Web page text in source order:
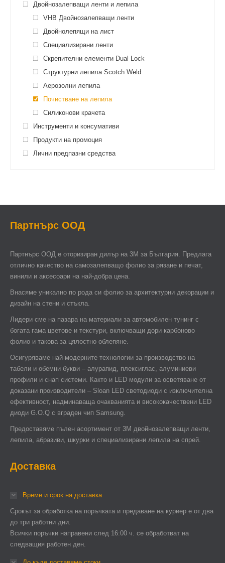
Двойнозалепващи ленти и лепила
VHB Двойнозалепващи ленти
Двойнолепящи на лист
Специализирани ленти
Скрепителни елементи Dual Lock
Структурни лепила Scotch Weld
Аерозолни лепила
Почистване на лепила
Силиконови крачета
Инструменти и консумативи
Продукти на промоция
Лични предпазни средства
Партнърс ООД
Партнърс ООД e оторизиран дилър на 3М за България. Предлага
отлично качество на самозалепващо фолио за рязане и печат,
винили и аксесоари на най-добра цена.
Внасяме уникално по рода си фолио за архитектурни декорации и
дизайн на стени и стъкла.
Лидери сме на пазара на материали за автомобилен тунинг с
богата гама цветове и текстури, включващи дори карбоново
фолио и такова за цялостно облепяне.
Осигуряваме най-модерните технологии за производство на
табели и обемни букви – алурапид, плексиглас, алуминиеви
профили и снап системи. Както и LED модули за осветяване от
доказани производители – Sloan LED светодиоди с изключителна
ефективност, надминаваща очакванията и висококачествени LED
диоди G.O.Q с вграден чип Samsung.
Предоставяме пълен асортимент от 3М двойнозалепващи ленти,
лепила, абразиви, шкурки и специализирани лепила на спрей.
Доставка
Време и срок на доставка
Срокът за обработка на поръчката и предаване на куриер е от два
до три работни дни.
Всички поръчки направени след 16:00 ч. се обработват на
следващия работен ден.